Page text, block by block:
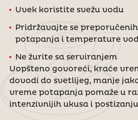
Uvek koristite svežu vodu
Pridržavajte se
potapanja i temperature
Ne žurite sa serviranjem
Uopšteno govoreći, kraće
dovodi do svetlijeg, manje
vreme potapanja pomaže u
intenzivnijih ukusa i